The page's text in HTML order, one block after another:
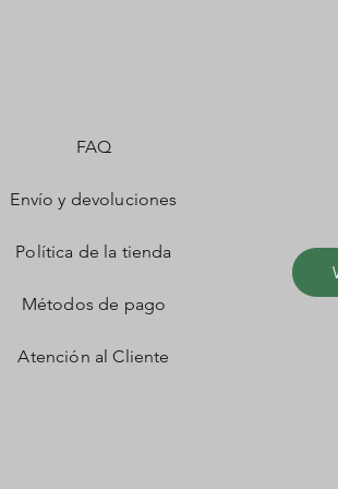
FAQ
Envío y devoluciones
Política de la tienda
Métodos de pago
Atención al Cliente